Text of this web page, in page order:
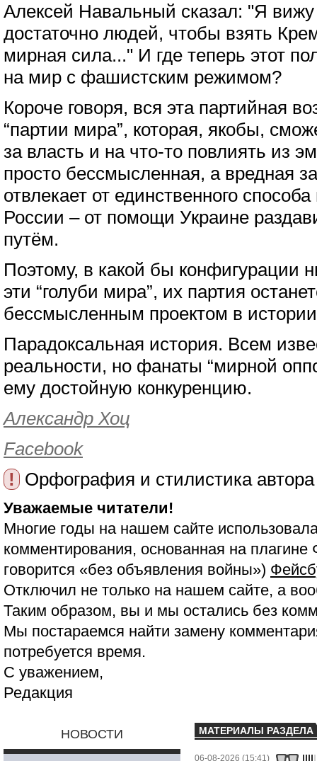
Алексей Навальный сказал: "Я
достаточно людей, чтобы взять
мирная сила..." И где теперь этот
на мир с фашистским режимом?
Короче говоря, вся эта партийная
“партии мира”, которая, якобы,
за власть и на что-то повлиять из
просто бессмысленная, а вредная
отвлекает от единственного
России – от помощи Украине
путём.
Поэтому, в какой бы конфигурации
эти “голуби мира”, их партия
бессмысленным проектом в
Парадоксальная история. Всем
реальности, но фанаты “мирной
ему достойную конкуренцию.
Александр Хоц
Facebook
!
Орфография и стилистика
Уважаемые читатели!
Многие годы на нашем сайте
комментирования, основанная на
говорится «без объявления войны»)
Отключил не только на нашем сайте, а
Таким образом, вы и мы остались без
Мы постараемся найти замену
потребуется время.
С уважением,
Редакция
НОВОСТИ МАТЕРИАЛЫ РАЗДЕЛА
06-08-2026 (15:41)